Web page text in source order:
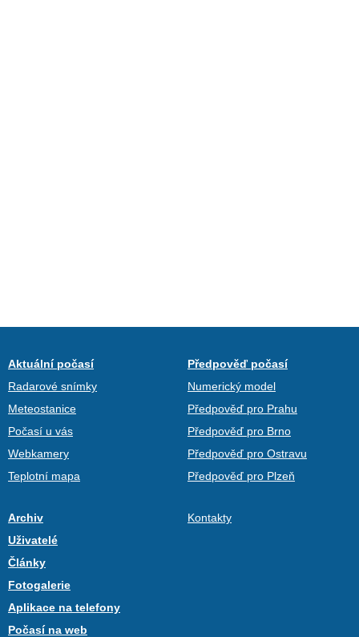
Aktuální počasí
Radarové snímky
Meteostanice
Počasí u vás
Webkamery
Teplotní mapa
Předpověď počasí
Numerický model
Předpověď pro Prahu
Předpověď pro Brno
Předpověď pro Ostravu
Předpověď pro Plzeň
Archiv
Uživatelé
Články
Fotogalerie
Aplikace na telefony
Počasí na web
Kontakty